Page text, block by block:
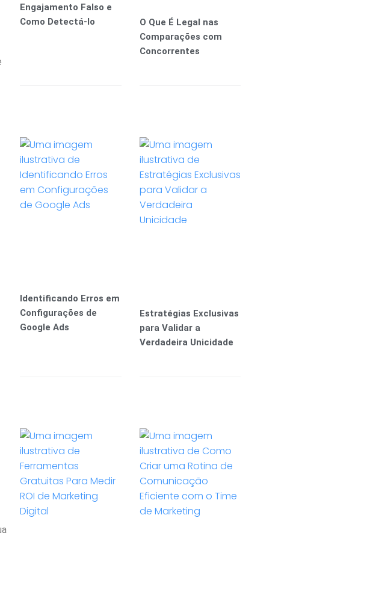
Engajamento Falso e
Como Detectá-lo
O Que É Legal nas
Comparações com
Concorrentes
Identificando Erros em
Configurações de
Google Ads
Estratégias Exclusivas
para Validar a
Verdadeira Unicidade